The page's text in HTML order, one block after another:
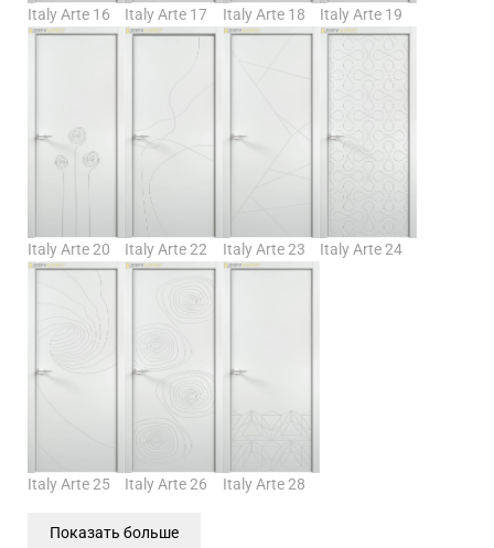
Italy Arte 16 Italy Arte 17 Italy Arte 18 Italy Arte 19
Italy Arte 20 Italy Arte 22 Italy Arte 23 Italy Arte 24
Italy Arte 25 Italy Arte 26 Italy Arte 28
Показать больше